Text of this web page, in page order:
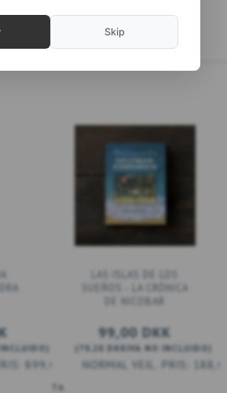
)
899,00 DKK
LAS ISLAS DE LOS
SUEÑOS - LA CRÓNICA
DE NICOBAR
99,00 DKK
79,20 DKKIVA NO INCLUIDO)
A LA CESTA
Skip